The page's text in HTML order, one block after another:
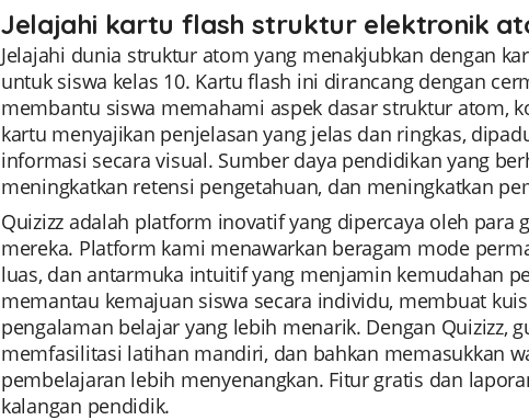
Jelajahi kartu flash struktur elektronik
Jelajahi dunia struktur atom yang menakjubkan dengan
untuk siswa kelas 10. Kartu flash ini dirancang dengan
membantu siswa memahami aspek dasar struktur atom,
kartu menyajikan penjelasan yang jelas dan ringkas,
informasi secara visual. Sumber daya pendidikan yang
meningkatkan retensi pengetahuan, dan meningkatkan
Quizizz adalah platform inovatif yang dipercaya oleh
mereka. Platform kami menawarkan beragam mode
luas, dan antarmuka intuitif yang menjamin kemudahan
memantau kemajuan siswa secara individu, membuat
pengalaman belajar yang lebih menarik. Dengan Quizizz,
memfasilitasi latihan mandiri, dan bahkan memasukkan
pembelajaran lebih menyenangkan. Fitur gratis dan
kalangan pendidik.